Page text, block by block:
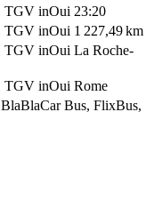
TGV inOui 23:20
TGV inOui 1 227,49 km
TGV inOui La Roche-
TGV inOui Rome
BlaBlaCar Bus, FlixBus,